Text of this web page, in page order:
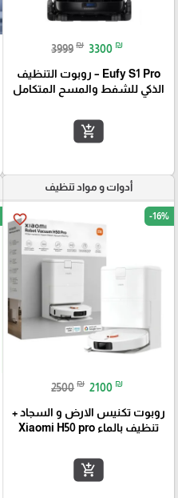
3999 ₪ 3300 ₪
Eufy S1 Pro – روبوت التنظيف
الذكي للشفط والمسح المتكامل
add_shopping_cart
أدوات و مواد تنظيف
favorite_border -16%
2500 ₪ 2100 ₪
روبوت تكنيس الارض و السجاد +
تنظيف بالماء Xiaomi H50 pro
add_shopping_cart